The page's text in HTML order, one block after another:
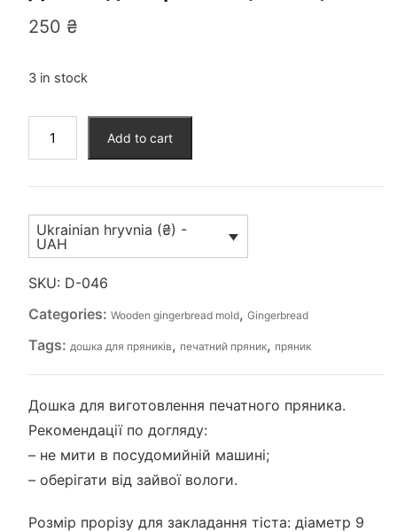
250 ₴
3 in stock
(D-
046)
quantity
Add to cart
Ukrainian hryvnia (₴) -
UAH
SKU: D-046
Categories: Wooden gingerbread mold, Gingerbread
Tags: дошка для пряників, печатний пряник, пряник
Дошка для виготовлення печатного пряника.
Рекомендації по догляду:
– не мити в посудомийній машині;
– оберігати від зайвої вологи.
Розмір прорізу для закладання тіста: діаметр 9